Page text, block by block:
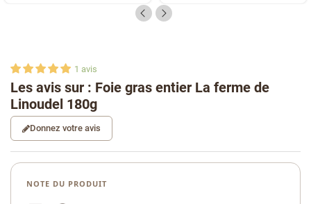
Les avis sur : Foie gras entier La ferme de
Linoudel 180g
1 avis
Donnez votre avis
NOTE DU PRODUIT